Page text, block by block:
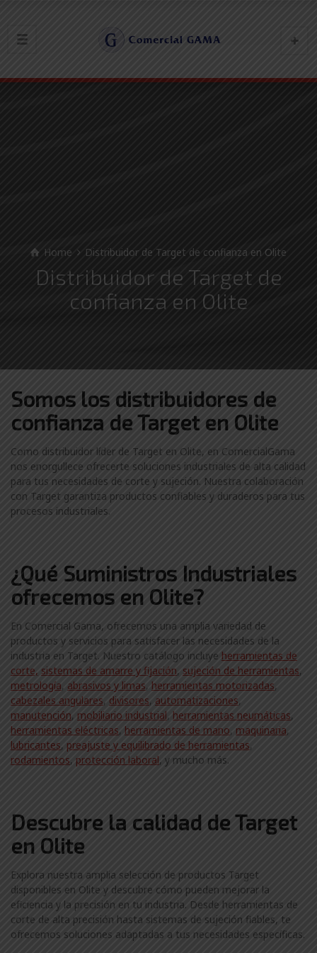
Home Distribuidor de Target de confianza en Olite
Distribuidor de Target de
confianza en Olite
Somos los distribuidores de
confianza deTarget en Olite
Como distribuidor líder de Target en Olite, en ComercialGama
nos enorgullece ofrecerte soluciones industriales de alta calidad
para tus necesidades de corte y sujeción. Nuestra colaboración
con Target garantiza productos confiables y duraderos para tus
procesos industriales.
¿Qué Suministros Industriales
ofrecemos en Olite?
En Comercial Gama, ofrecemos una amplia variedad de
productos y servicios para satisfacer las necesidades de la
industria en Target. Nuestro catálogo incluye herramientas de
corte, sistemas de amarre y fijación, sujeción de herramientas,
metrología, abrasivos y limas, herramientas motorizadas,
cabezales angulares, divisores, automatizaciones,
manutención, mobiliario industrial, herramientas neumáticas,
herramientas eléctricas, herramientas de mano, maquinaria,
lubricantes, preajuste y equilibrado de herramientas,
rodamientos, protección laboral, y mucho más.
Descubre la calidad de Target
en Olite
Explora nuestra amplia selección de productos Target
disponibles en Olite y descubre cómo pueden mejorar la
eficiencia y la precisión en tu industria. Desde herramientas de
corte de alta precisión hasta sistemas de sujeción fiables, te
ofrecemos soluciones adaptadas a tus necesidades específicas.